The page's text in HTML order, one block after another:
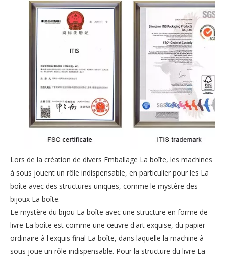
Lors de la création de divers Emballage La boîte, les machines
à sous jouent un rôle indispensable, en particulier pour les La
boîte avec des structures uniques, comme le mystère des
bijoux La boîte.
Le mystère du bijou La boîte avec une structure en forme de
livre La boîte est comme une œuvre d'art exquise, du papier
ordinaire à l'exquis final La boîte, dans laquelle la machine à
sous joue un rôle indispensable. Pour la structure du livre La